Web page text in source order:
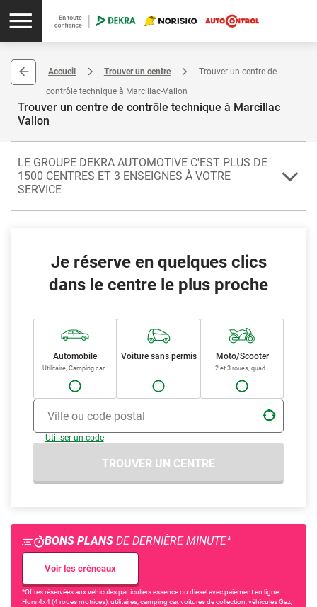
Accueil Trouver un centre
Trouver un centre de
contrôle technique à Marcillac-Vallon
Trouver un centre de contrôle technique à Marcillac
Vallon
LE GROUPE DEKRA AUTOMOTIVE C'EST PLUS DE
1500 CENTRES ET 3 ENSEIGNES À VOTRE
SERVICE
technique. Pour éviter l'amende, le contrôle technique doit être
réalisé 4 ans après sa première immatriculation, puis tous les 2 ans.
Adressez-vous au centre agréé de Marcillac-Vallon. Située dans
l'Aveyron (12), Marcillac-Vallon est une localité de la région
Faites confiance à votre centre si vous avez besoin de contrôler un
véhicule utilitaire, un camping-car, un 4x4 ou un véhicule de
complémentaire.
Sur place ou bien sur notre site internet, optez pour le type de
paiement le plus pratique pour vous. De quoi passer votre contrôle
Je réserve en quelques clics
dans le centre le plus proche
Automobile
Utilitaire, Camping car...
Voiture sans permis Moto/Scooter
2 et 3 roues, quad...
Ville ou code postal
Utiliser un code
TROUVER UN CENTRE
BONS PLANS DE DERNIÈRE MINUTE*
Voir les créneaux
*Offres réservées aux véhicules particuliers essence ou diesel avec paiement en ligne.
Hors 4x4 (4 roues motrices), utilitaires, camping car, voitures de collection, véhicules Gaz,